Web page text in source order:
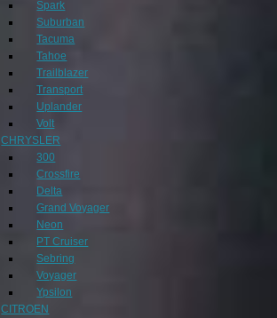
Spark
Suburban
Tacuma
Tahoe
Trailblazer
Transport
Uplander
Volt
CHRYSLER
300
Crossfire
Delta
Grand Voyager
Neon
PT Cruiser
Sebring
Voyager
Ypsilon
CITROEN